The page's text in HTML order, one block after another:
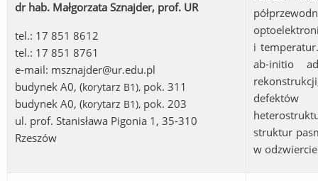
dr hab. Małgorzata Sznajder, prof. UR
tel.: 17 851 8612
tel.: 17 851 8761
e-mail: msznajder@ur.edu.pl
budynek A0, (korytarz B1), pok. 311
budynek A0, (korytarz B1), pok. 203
ul. prof. Stanisława Pigonia 1, 35-310
Rzeszów
i
ab-initio
defektów
struktur
w